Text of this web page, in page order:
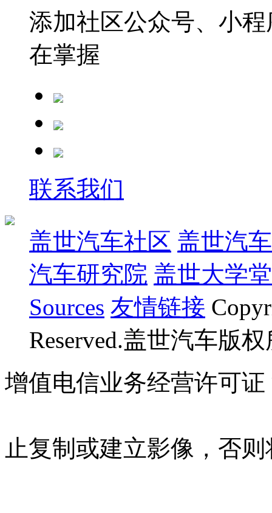
添加社区公众号、小
在掌握
联系我们
盖世汽车社区 盖世汽
汽车研究院 盖世大学堂
Sources 友情链接
Reserved.盖世汽车版
增值电信业务经营许可证
止复制或建立影像，否